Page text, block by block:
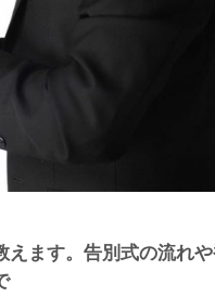
ます。告別式の流れや